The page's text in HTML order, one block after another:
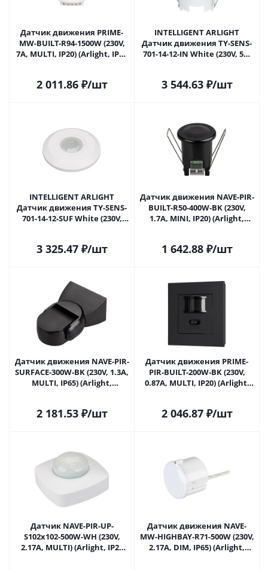
Датчик движения PRIME-
MW-BUILT-R94-1500W (230V,
7A, MULTI, IP20) (Arlight, IP20
2 011.86₽/шт
INTELLIGENT ARLIGHT
Датчик движения TY-SENS-
701-14-12-IN White (230V, 5A,
Москве
3 544.63₽/шт
INTELLIGENT ARLIGHT
Датчик движения TY-SENS-
701-14-12-SUF White (230V,
в Москве
3 325.47₽/шт
Датчик движения NAVE-PIR-
BUILT-R50-400W-BK (230V,
1.7A, MINI, IP20) (Arlight,
1 642.88₽/шт
Датчик движения NAVE-PIR-
SURFACE-300W-BK (230V, 1.3A,
MULTI, IP65) (Arlight,
2 181.53₽/шт
Датчик движения PRIME-
PIR-BUILT-200W-BK (230V,
0.87A, MULTI, IP20) (Arlight,
2 046.87₽/шт
Датчик NAVE-PIR-UP-
S102x102-500W-WH (230V,
2.17A, MULTI) (Arlight, IP20
Датчик движения NAVE-
MW-HIGHBAY-R71-500W (230V,
2.17A, DIM, IP65) (Arlight,